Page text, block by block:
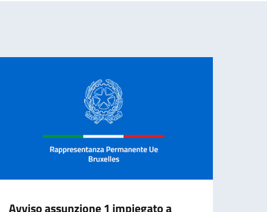
Avviso assunzione 1 impiegato a